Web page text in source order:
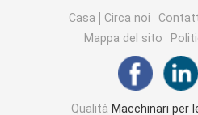
Cuscinetti a rulli sferici
Casa Circa noi
Mappa del sito
Qualità Macchinari per